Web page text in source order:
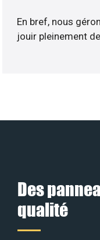
En bref, nous
jouir pleinement
Des
qualité